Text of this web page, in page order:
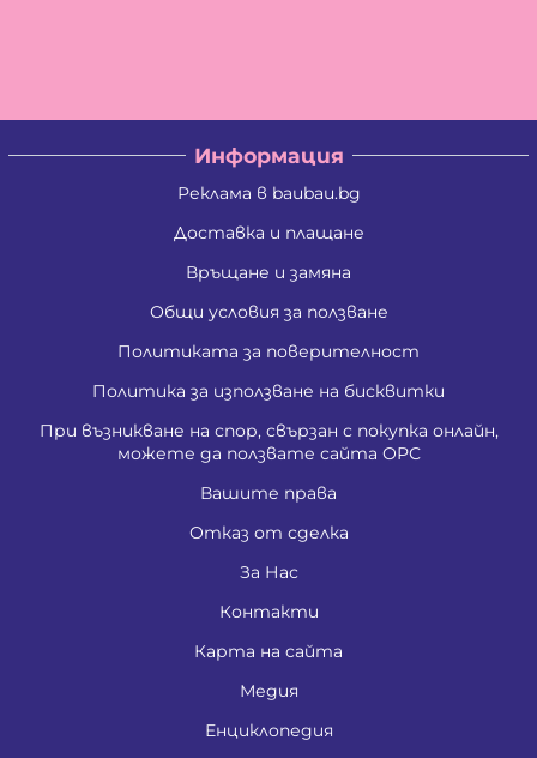
Информация
Реклама в baubau.bg
Доставка и плащане
Връщане и замяна
Общи условия за ползване
Политиката за поверителност
Политика за използване на бисквитки
При възникване на спор, свързан с покупка онлайн,
можете да ползвате сайта ОРС
Вашите права
Отказ от сделка
За Нас
Контакти
Карта на сайта
Медия
Енциклопедия